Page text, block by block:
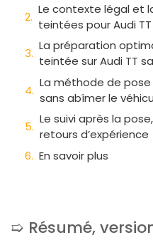
Le contexte légal et
teintées pour Audi TT
La préparation
teintée sur Audi TT
La méthode de pose
sans abîmer le
Le suivi après la
retours d’expérience
En savoir plus
Résumé,